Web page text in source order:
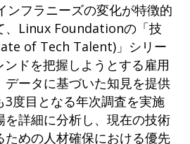
ンフラニーズの変化が特徴的
、Linux Foundationの「技
of Tech Talent)」シリー
ドを把握しようとする雇用
データに基づいた知見を提供
3度目となる年次調査を実施
を詳細に分析し、現在の技術
ための人材確保における優先